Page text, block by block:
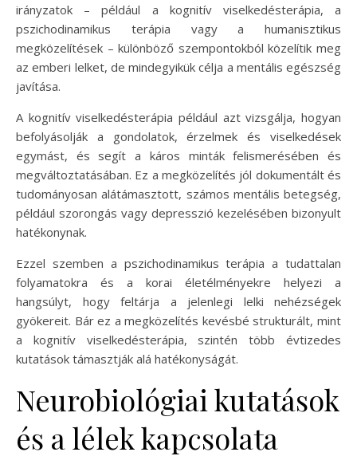
irányzatok – például a kognitív viselkedésterápia, a
pszichodinamikus terápia vagy a humanisztikus
megközelítések – különböző szempontokból közelítik meg
az emberi lelket, de mindegyikük célja a mentális egészség
javítása.
A kognitív viselkedésterápia például azt vizsgálja, hogyan
befolyásolják a gondolatok, érzelmek és viselkedések
egymást, és segít a káros minták felismerésében és
megváltoztatásában. Ez a megközelítés jól dokumentált és
tudományosan alátámasztott, számos mentális betegség,
például szorongás vagy depresszió kezelésében bizonyult
hatékonynak.
Ezzel szemben a pszichodinamikus terápia a tudattalan
folyamatokra és a korai életélményekre helyezi a
hangsúlyt, hogy feltárja a jelenlegi lelki nehézségek
gyökereit. Bár ez a megközelítés kevésbé strukturált, mint
a kognitív viselkedésterápia, szintén több évtizedes
kutatások támasztják alá hatékonyságát.
Neurobiológiai kutatások
és a lélek kapcsolata